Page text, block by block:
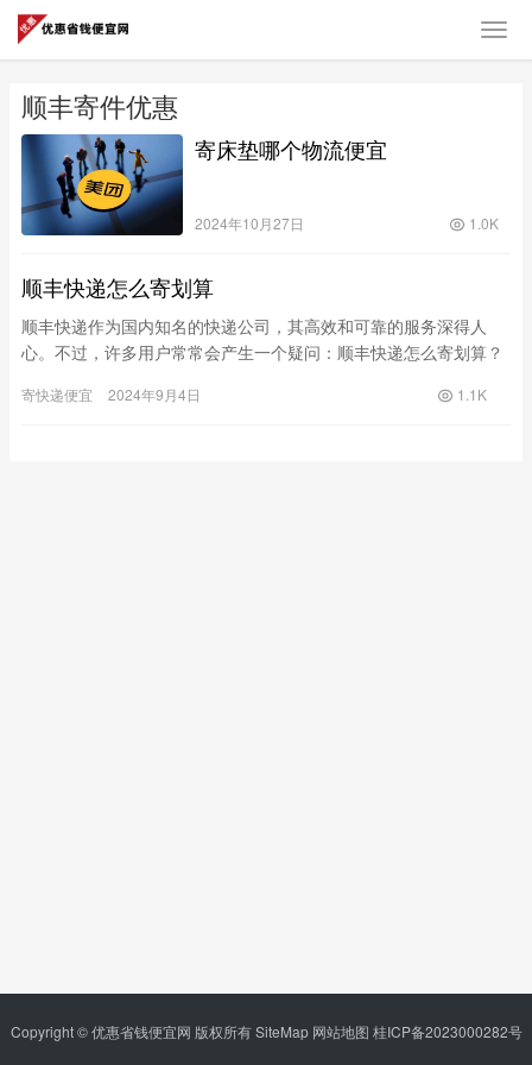
顺丰寄件优惠
寄床垫哪个物流便宜
2024年10月27日 1.0K
顺丰快递怎么寄划算
顺丰快递作为国内知名的快递公司，其高效和可靠的服务深得人
心。不过，许多用户常常会产生一个疑问：顺丰快递怎么寄划算？
算、优惠…
寄快递便宜 2024年9月4日 1.1K
Copyright © 优惠省钱便宜网 版权所有SiteMap 网站地图 桂ICP备2023000282号